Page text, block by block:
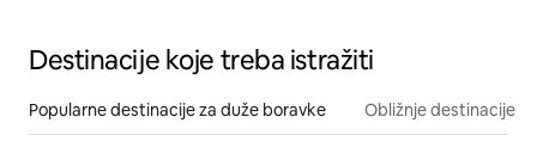
Destinacije koje treba istražiti
Popularne destinacije za duže boravke Obližnje destinacije